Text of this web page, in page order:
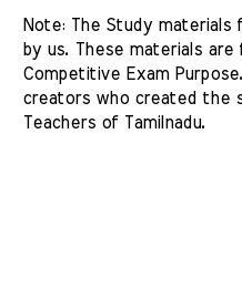
Note: The Study
by us. These materials are
Competitive Exam
creators who created the
Teachers of Tamilnadu.